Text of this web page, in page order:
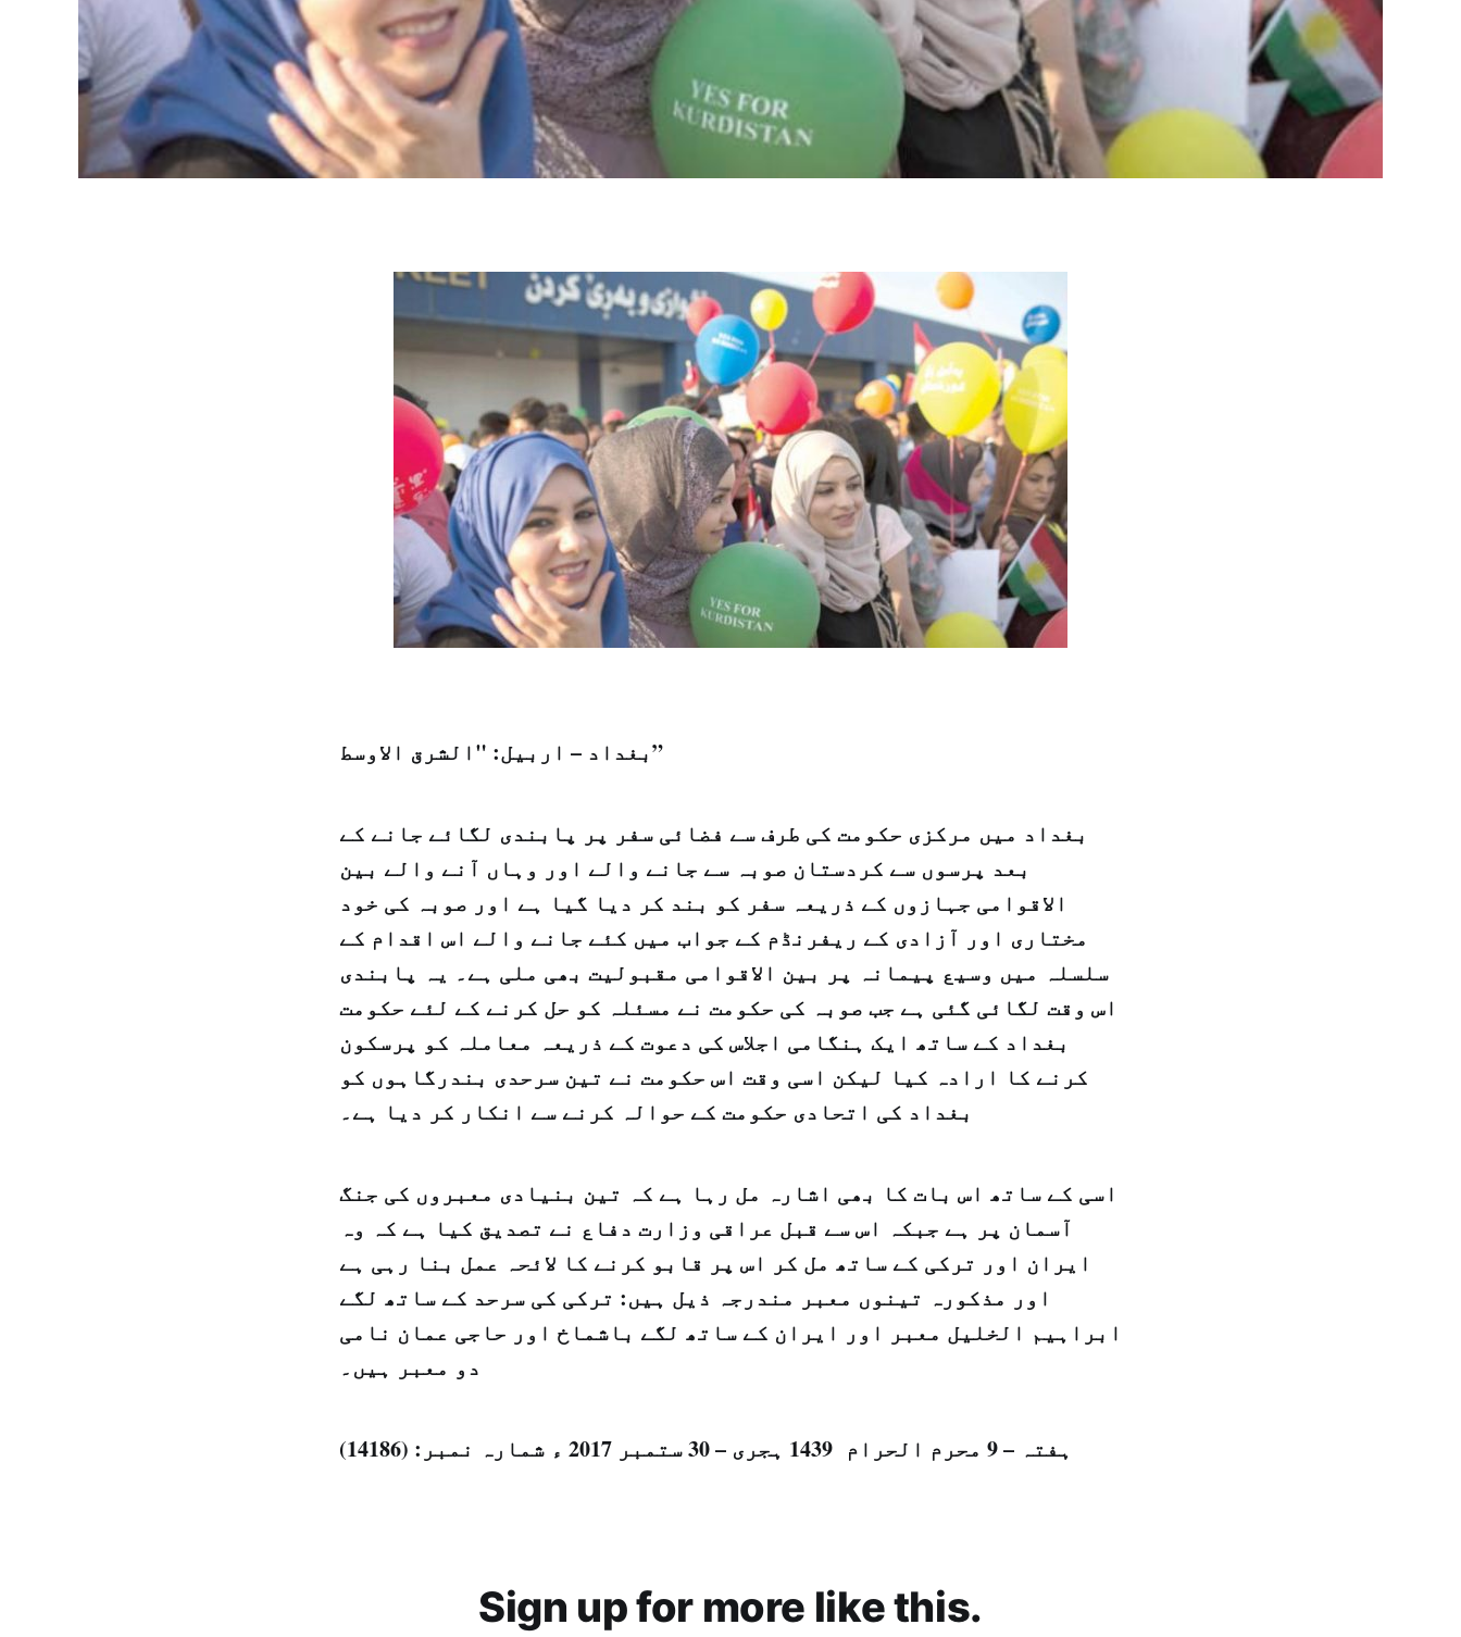
بغداد – اربیل: "الشرق الاوسط”
بغداد میں مرکزی حکومت کی طرف سے فضائی سفر پر پابندی لگائے جانے کے
بعد پرسوں سے کردستان صوبہ سے جانے والے اور وہاں آنے والے بین
الاقوامی جہازوں کے ذریعہ سفر کو بند کر دیا گیا ہے اور صوبہ کی خود
مختاری اور آزادی کے ریفرنڈم کے جواب میں کئے جانے والے اس اقدام کے
سلسلہ میں وسیع پیمانہ پر بین الاقوامی مقبولیت بھی ملی ہے۔ یہ پابندی
اس وقت لگائی گئی ہے جب صوبہ کی حکومت نے مسئلہ کو حل کرنے کے لئے حکومت
بغداد کے ساتھ ایک ہنگامی اجلاس کی دعوت کے ذریعہ معاملہ کو پرسکون
کرنے کا ارادہ کیا لیکن اسی وقت اس حکومت نے تین سرحدی بندرگاہوں کو
بغداد کی اتحادی حکومت کے حوالہ کرنے سے انکار کر دیا ہے۔
اسی کے ساتھ اس بات کا بھی اشارہ مل رہا ہے کہ تین بنیادی معبروں کی جنگ
آسمان پر ہے جبکہ اس سے قبل عراقی وزارت دفاع نے تصدیق کیا ہے کہ وہ
ایران اور ترکی کے ساتھ مل کر اس پر قابو کرنے کا لائحہ عمل بنا رہی ہے
اور مذکورہ تینوں معبر مندرجہ ذیل ہیں: ترکی کی سرحد کے ساتھ لگے
ابراہیم الخلیل معبر اور ایران کے ساتھ لگے باشماخ اور حاجی عمان نامی
دو معبر ہیں۔
ہفتہ – 9 محرم الحرام 1439 ہجری – 30 ستمبر 2017 ء شمارہ نمبر: (14186)
Sign up for more like this.